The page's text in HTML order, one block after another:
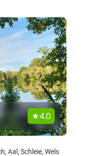
4.0
Aal, Schleie, Wels